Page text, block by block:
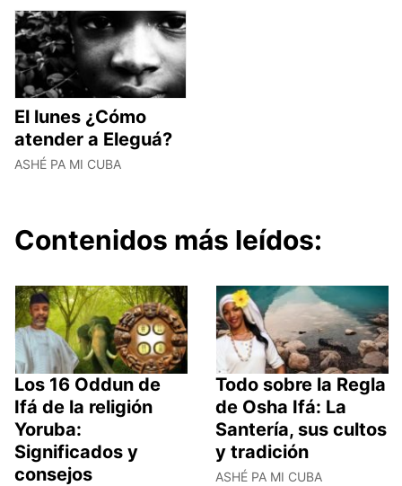
El lunes ¿Cómo
atender a Eleguá?
ASHÉ PA MI CUBA
Contenidos más leídos:
Los 16 Oddun de
Ifá de la religión
Yoruba:
Significados y
consejos
Todo sobre la Regla
de Osha Ifá: La
Santería, sus cultos
y tradición
ASHÉ PA MI CUBA